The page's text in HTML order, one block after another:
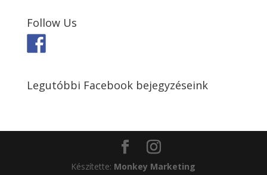
Follow Us
Legutóbbi Facebook bejegyzéseink
Készítette: Monkey Marketing